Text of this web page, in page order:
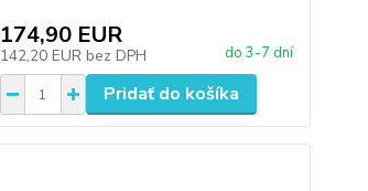
174,90 EUR
142,20 EUR bez DPH do 3-7 dní
Pridať do košíka